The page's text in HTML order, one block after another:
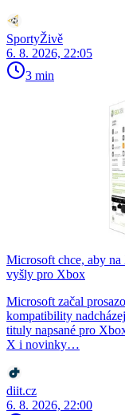
SportyŽivě
6. 8. 2026, 22:05
3 min
Microsoft chce, aby
vyšly pro Xbox
Microsoft začal
kompatibility
tituly napsané pro
X i novinky…
diit.cz
6. 8. 2026, 22:00